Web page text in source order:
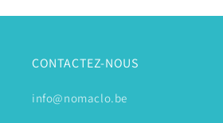
CONTACTEZ-NOUS
info@nomaclo.be